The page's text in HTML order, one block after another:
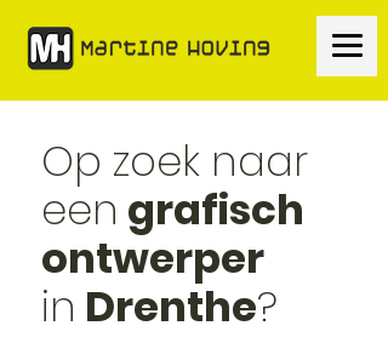
Op zoek naar
een grafisch
ontwerper
in Drenthe?